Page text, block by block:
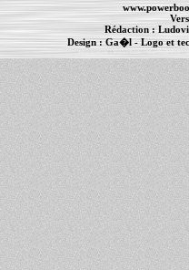
Rédaction :
Design :Ga�l- Logo et
Informations :